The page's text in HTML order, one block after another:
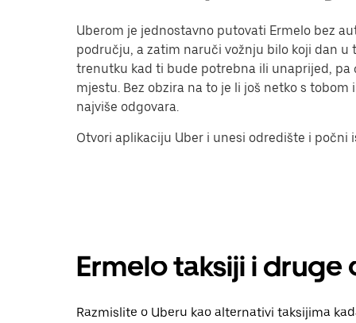
Uberom je jednostavno putovati Ermelo bez
području, a zatim naruči vožnju bilo koji dan
trenutku kad ti bude potrebna ili unaprijed, pa
mjestu. Bez obzira na to je li još netko s
najviše odgovara.
Otvori aplikaciju Uber i unesi odredište i počni
Ermelo taksiji i druge
Razmislite o Uberu kao alternativi taksijima